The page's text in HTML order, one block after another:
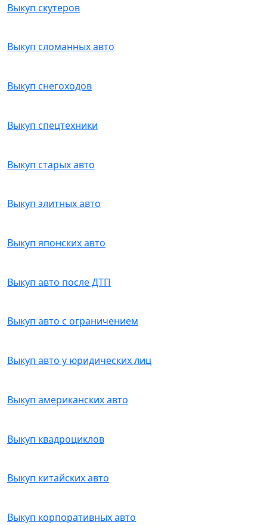
Выкуп скутеров
Выкуп сломанных авто
Выкуп снегоходов
Выкуп спецтехники
Выкуп старых авто
Выкуп элитных авто
Выкуп японских авто
Выкуп авто после ДТП
Выкуп авто с ограничением
Выкуп авто у юридических лиц
Выкуп американских авто
Выкуп квадроциклов
Выкуп китайских авто
Выкуп корпоративных авто